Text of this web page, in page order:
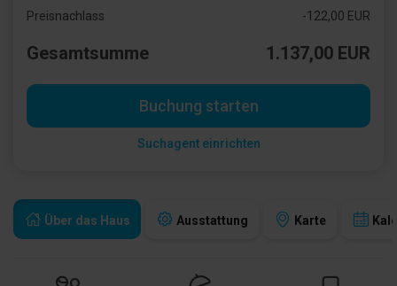
Über das Haus Ausstattung Karte
Preisnachlass -122,00 EUR
Gesamtsumme 1.137,00 EUR
Buchung starten
Suchagent einrichten